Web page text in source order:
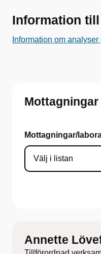
Information
Information om
Mottagningar/
Annette